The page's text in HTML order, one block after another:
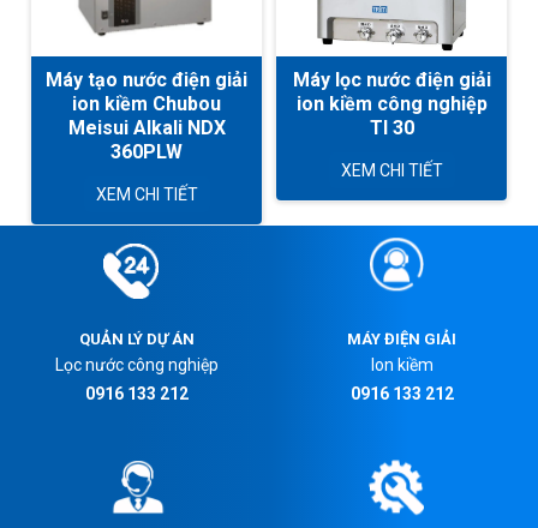
Máy tạo nước điện giải
ion kiềm Chubou
Meisui Alkali NDX
360PLW
XEM CHI TIẾT
Máy lọc nước điện giải
ion kiềm công nghiệp
TI 30
XEM CHI TIẾT
QUẢN LÝ DỰ ÁN
Lọc nước công nghiệp
0916 133 212
MÁY ĐIỆN GIẢI
Ion kiềm
0916 133 212